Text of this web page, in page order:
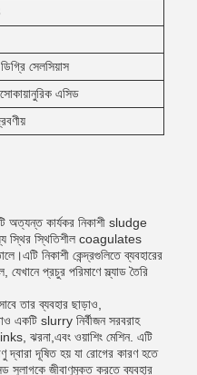
সেলসিয়াস
এসিড
অত্যন্ত কার্যকর নিকাশী sludge
স্থির স্থিতিশীল coagulates
নিকাশী কেন্দ্রগুলিতে ব্যবহারের
প্রচুর পরিমাণে স্ল্যাড তৈরি
তার ব্যবহার ছাড়াও,
slurry নির্বীজন সরবরাহ
ঝরনা,এবং ওয়াশিং মেশিন. এটি
দ্বারা দূষিত হয় যা রোগের কারণ হতে
সুলাগকে জীবাণুমুক্ত করতে ব্যবহার